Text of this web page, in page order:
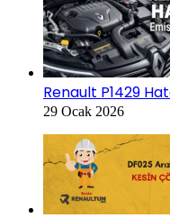
Renault P1429
29 Ocak 2026